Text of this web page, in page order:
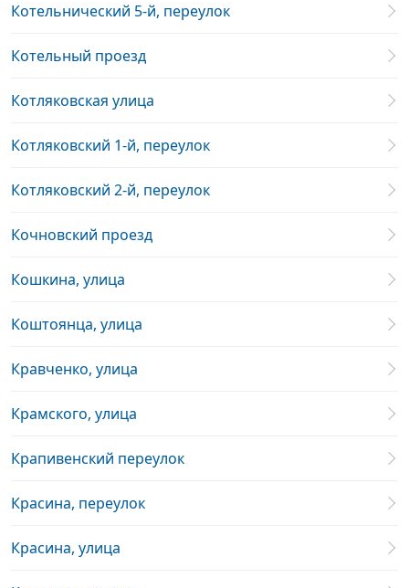
Котельнический 5-й, переулок
Котельный проезд
Котляковская улица
Котляковский 1-й, переулок
Котляковский 2-й, переулок
Кочновский проезд
Кошкина, улица
Коштоянца, улица
Кравченко, улица
Крамского, улица
Крапивенский переулок
Красина, переулок
Красина, улица